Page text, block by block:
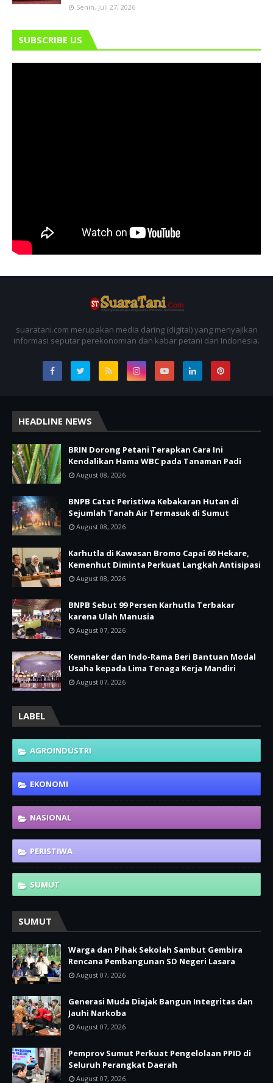
Senin, Juli 27, 2026
SUBSCRIBE US
suaratani.com merupakan media daring (digital) yang menyajikan
informasi seputar perekonomian dan kabar petani dari Indonesia.
HEADLINE NEWS
BRIN Dorong Petani Terapkan Cara Ini
Kendalikan Hama WBC pada Tanaman Padi
August 08, 2026
BNPB Catat Peristiwa Kebakaran Hutan di
Sejumlah Tanah Air Termasuk di Sumut
August 08, 2026
Karhutla di Kawasan Bromo Capai 60 Hekare,
Kemenhut Diminta Perkuat Langkah Antisipasi
August 08, 2026
BNPB Sebut 99 Persen Karhutla Terbakar
karena Ulah Manusia
August 07, 2026
Kemnaker dan Indo-Rama Beri Bantuan Modal
Usaha kepada Lima Tenaga Kerja Mandiri
August 07, 2026
LABEL
AGROINDUSTRI
EKONOMI
NASIONAL
PERISTIWA
SUMUT
SUMUT
Warga dan Pihak Sekolah Sambut Gembira
Rencana Pembangunan SD Negeri Lasara
August 07, 2026
Generasi Muda Diajak Bangun Integritas dan
Jauhi Narkoba
August 07, 2026
Pemprov Sumut Perkuat Pengelolaan PPID di
Seluruh Perangkat Daerah
August 07, 2026